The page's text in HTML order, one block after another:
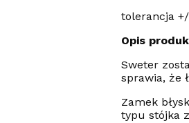
tolerancja
Opis
Sweter
sprawia, że
Zamek
typu stójka